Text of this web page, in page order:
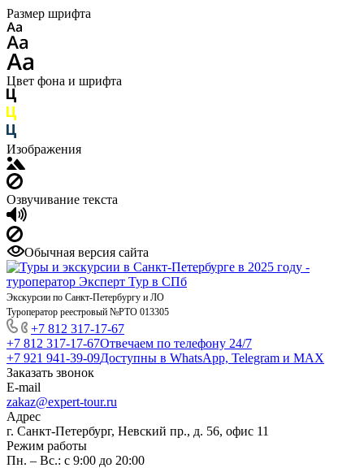
Размер шрифта
Цвет фона и шрифта
Изображения
Озвучивание текста
Обычная версия сайта
Экскурсии по Санкт-Петербургу и ЛО
Туроператор реестровый №РТО 013305
+7 812 317-17-67
+7 812 317-17-67Отвечаем по телефону 24/7
+7 921 941-39-09Доступны в WhatsApp, Telegram и MAX
Заказать звонок
E-mail
zakaz@expert-tour.ru
Адрес
г. Санкт-Петербург, Невский пр., д. 56, офис 11
Режим работы
Пн. – Вс.: с 9:00 до 20:00